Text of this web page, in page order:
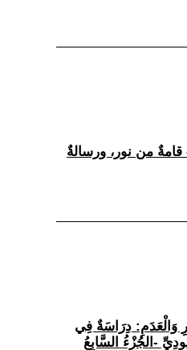
قامةٌ من نور، ورسالةٌ
وَالْعَدَمِ: دِرَاسَةٌ فِي
-الجُزْءُ السَّابِعُ